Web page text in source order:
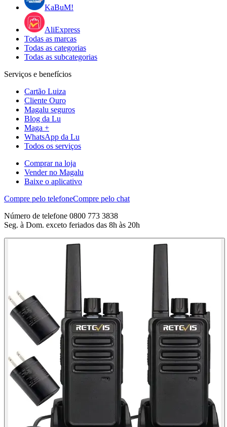
KaBuM!
AliExpress
Todas as marcas
Todas as categorias
Todas as subcategorias
Serviços e benefícios
Cartão Luiza
Cliente Ouro
Magalu seguros
Blog da Lu
Maga +
WhatsApp da Lu
Todos os serviços
Comprar na loja
Vender no Magalu
Baixe o aplicativo
Compre pelo telefoneCompre pelo chat
Número de telefone 0800 773 3838
Seg. à Dom. exceto feriados das 8h às 20h